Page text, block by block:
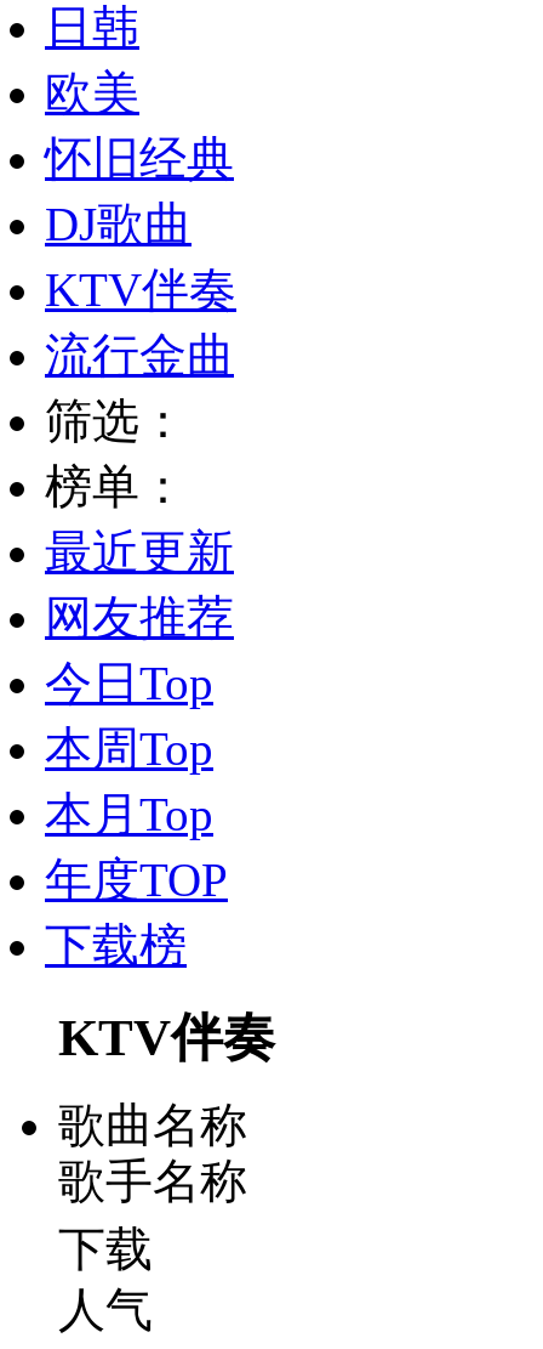
日韩
欧美
怀旧经典
DJ歌曲
KTV伴奏
流行金曲
筛选：
榜单：
最近更新
网友推荐
今日Top
本周Top
本月Top
年度TOP
下载榜
KTV伴奏
歌曲名称
歌手名称
下载
人气